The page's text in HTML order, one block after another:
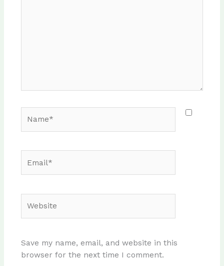
Save my name, email, and website in this
browser for the next time I comment.